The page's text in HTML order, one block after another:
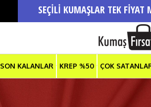
SEÇİLİ KUMAŞLAR TEK
SON KALANLAR KREP %50 ÇOK